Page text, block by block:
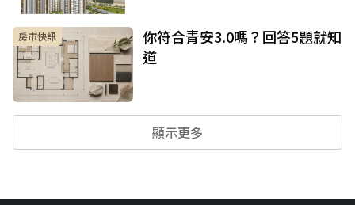
房市快訊
你符合青安3.0嗎？回答5題就知
道
顯示更多